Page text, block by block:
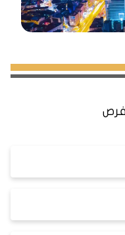
للجري وأماكن
لحفلات الشواء
منطقة الوادي الكبير
جانب ساحل بيليك
وشاطئه الساحر .
متقدمة ، تربطها